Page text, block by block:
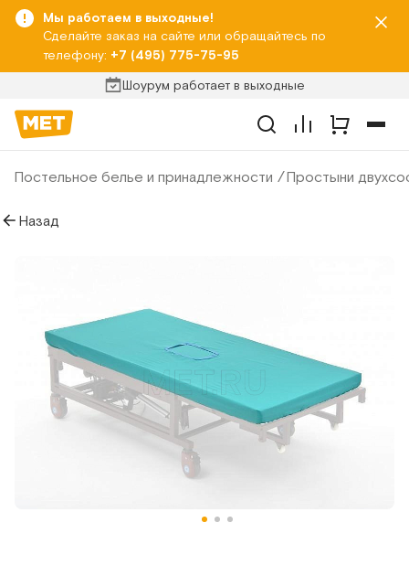
Мы работаем в выходные!
Сделайте заказ на сайте или обращайтесь по
телефону: +7 (495) 775-75-95
Шоурум работает в выходные
Постельное белье и принадлежности Простыни
Назад